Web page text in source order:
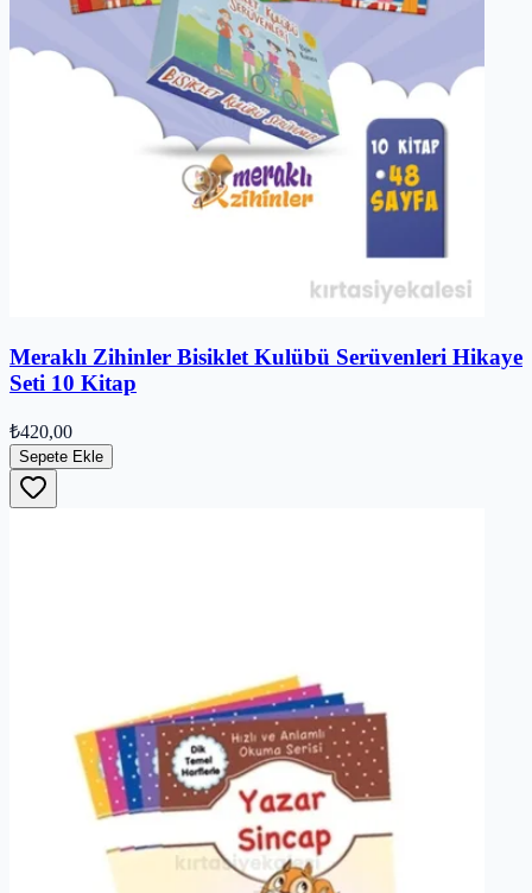
Meraklı Zihinler Bisiklet Kulübü Serüvenleri Hikaye
Seti 10 Kitap
₺420,00
Sepete Ekle